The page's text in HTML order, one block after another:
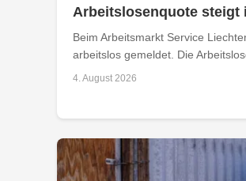
Arbeitslosenquote steigt
Beim Arbeitsmarkt Service
arbeitslos gemeldet. Die
4. August 2026